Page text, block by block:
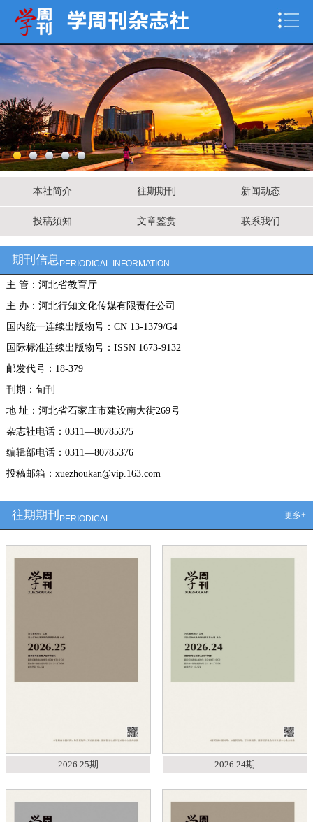
本社简介 往期期刊 新闻动态
投稿须知 文章鉴赏 联系我们
期刊信息 PERIODICAL INFORMATION
主 管：河北省教育厅
主 办：河北行知文化传媒有限责任公司
国内统一连续出版物号：CN 13-1379/G4
国际标准连续出版物号：ISSN 1673-9132
邮发代号：18-379
刊期：旬刊
地 址：河北省石家庄市建设南大街269号
杂志社电话：0311—80785375
编辑部电话：0311—80785376
投稿邮箱：xuezhoukan@vip.163.com
往期期刊 PERIODICAL 更多+
2026.25期 2026.24期